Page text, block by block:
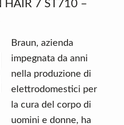
HAIR 7 ST710 –
Braun, azienda
impegnata da anni
nella produzione di
elettrodomestici per
la cura del corpo di
uomini e donne, ha